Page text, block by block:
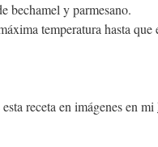
bechamel y parmesano.
temperatura hasta que
receta en imágenes en mi